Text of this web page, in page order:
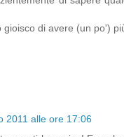
gioisco di avere (un po')
2011 alle ore 17:06